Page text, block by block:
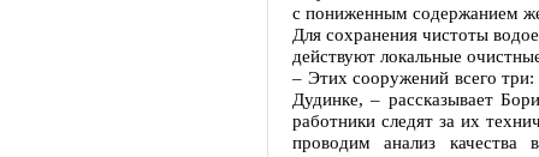
с пониженным содержанием
Для сохранения чистоты
действуют локальные
– Этих сооружений всего
Дудинке, – рассказывает
работники следят за их
проводим анализ